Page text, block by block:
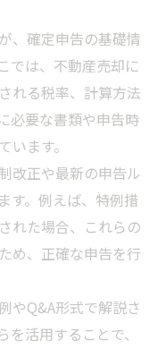
、確定申告の基礎情
では、不動産売却に
れる税率、計算方法
必要な書類や申告時
ます。
改正や最新の申告ル
す。例えば、特例措
れた場合、これらの
め、正確な申告を行
やQ&A形式で解説さ
活用することで、